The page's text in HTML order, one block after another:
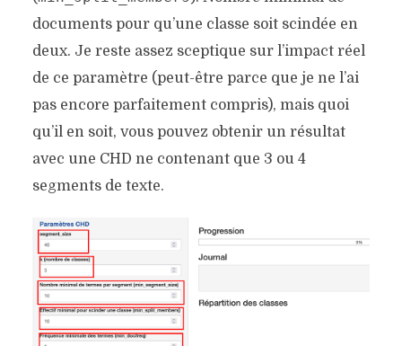
documents pour qu’une classe soit scindée en
deux. Je reste assez sceptique sur l’impact réel
de ce paramètre (peut-être parce que je ne l’ai
pas encore parfaitement compris), mais quoi
qu’il en soit, vous pouvez obtenir un résultat
avec une CHD ne contenant que 3 ou 4
segments de texte.